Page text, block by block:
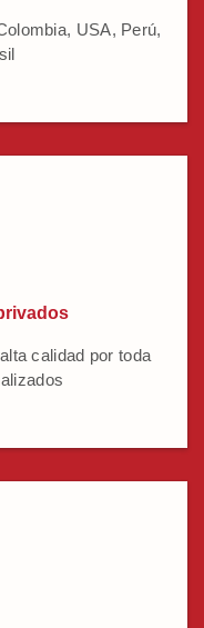
USA, Perú,
calidad por toda